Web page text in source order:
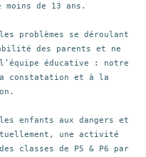
de 13 ans.
problèmes se déroulant
des parents et ne
éducative : notre
constatation et à la
enfants aux dangers et
une activité
classes de P5 & P6 par